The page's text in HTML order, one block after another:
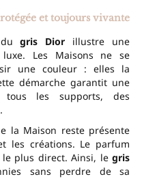
et toujours vivante
dugris Dior illustre une
Les Maisons ne se
une couleur : elles la
démarche garantit une
tous les supports, des
la Maison reste présente
les créations. Le parfum
le plus direct. Ainsi, le gris
sans perdre de sa